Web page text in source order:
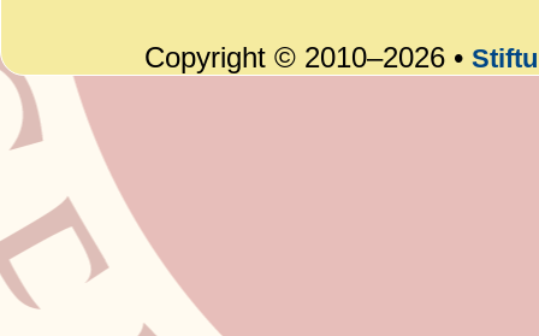
Copyright © 2010–2026 •